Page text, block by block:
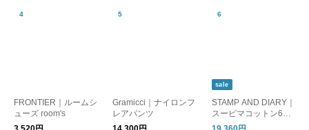
FRONTIER｜ルームシ
ューズ room's
Gramicci｜ナイロンフ
レアパンツ
sale
STAMP AND DIARY｜
スーピマコットン60/2
ギャバ クリアカット